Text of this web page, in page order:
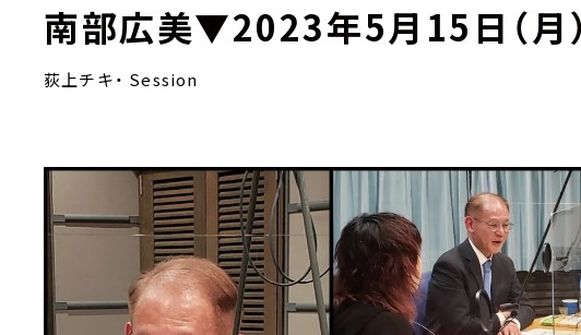
南部広美▼2023年5月15日（月
荻上チキ・ Session